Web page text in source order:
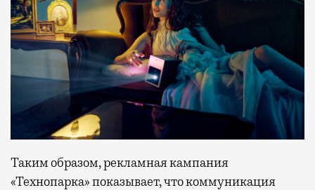
Таким образом, рекламная кампания
«Технопарка» показывает, что коммуникация